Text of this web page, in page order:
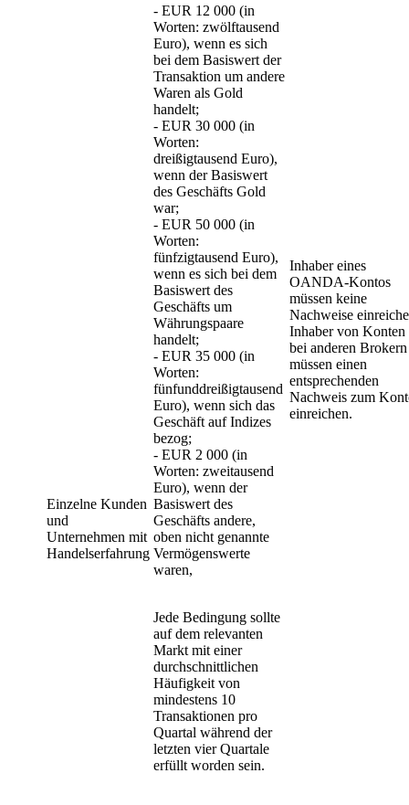
Einzelne Kunden
und
Unternehmen mit
Handelserfahrung
- EUR 12 000 (in
Worten: zwölftausend
Euro), wenn es sich
bei dem Basiswert der
Transaktion um andere
Waren als Gold
handelt;
- EUR 30 000 (in
Worten:
dreißigtausend Euro),
wenn der Basiswert
des Geschäfts Gold
war;
- EUR 50 000 (in
Worten:
fünfzigtausend Euro),
wenn es sich bei dem
Basiswert des
Geschäfts um
Währungspaare
handelt;
- EUR 35 000 (in
Worten:
fünfunddreißigtausend
Euro), wenn sich das
Geschäft auf Indizes
bezog;
- EUR 2 000 (in
Worten: zweitausend
Euro), wenn der
Basiswert des
Geschäfts andere,
oben nicht genannte
Vermögenswerte
waren,
Jede Bedingung sollte
auf dem relevanten
Markt mit einer
durchschnittlichen
Häufigkeit von
mindestens 10
Transaktionen pro
Quartal während der
letzten vier Quartale
erfüllt worden sein.
Inhaber eines
OANDA-Kontos
müssen keine
Nachweise
Inhaber von Konten
bei anderen Brokern
müssen einen
entsprechenden
Nachweis zum
einreichen.